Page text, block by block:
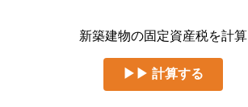
新築建物の固定資産税を計算
▶▶ 計算する